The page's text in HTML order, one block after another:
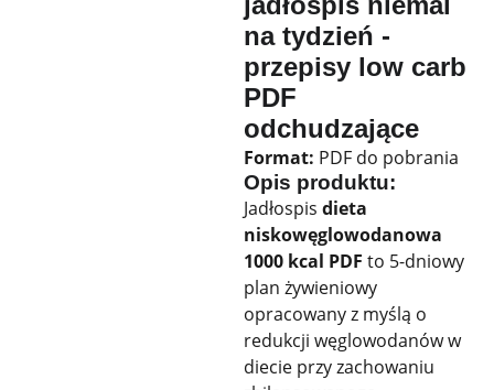
na tydzień -
przepisy low carb
PDF
odchudzające
Format: PDF do pobrania
Opis produktu:
Jadłospis dieta
niskowęglowodanowa
1000 kcal PDF to 5-dniowy
plan żywieniowy
opracowany z myślą o
redukcji węglowodanów w
diecie przy zachowaniu